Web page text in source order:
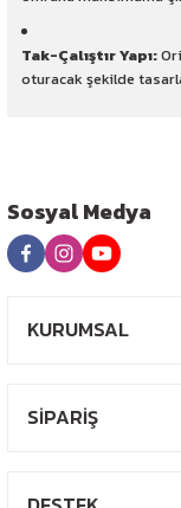
Tak-Çalıştır Yapı:
oturacak şekilde
Sosyal Medya
KURUMSAL
SİPARİŞ